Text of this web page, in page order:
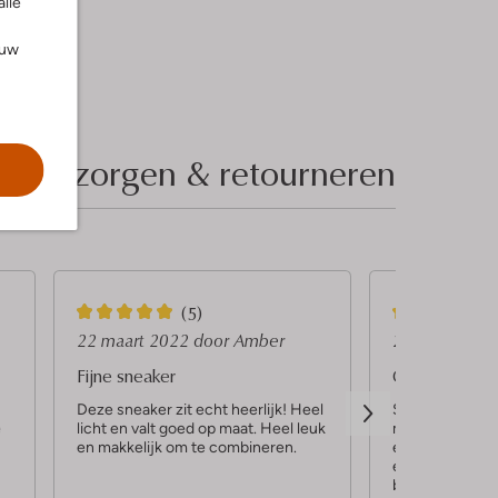
Bezorgen & retourneren
5
S
t
e
r
(5)
22 maart 2022 door Amber
Fijne sneaker
Deze sneaker zit echt heerlijk! Heel
licht en valt goed op maat. Heel leuk
en makkelijk om te combineren.
5
S
t
e
r
r
21 maart
Chunky
Stoer en toch
maat is ruim
echter te duur
en dan
bestellen